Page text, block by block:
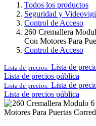
Todos los productos
Seguridad y
Control de Acceso
260 Cremallera
Con Motores Para
Control de Acceso
Lista de precios: Lista de
Lista de precios pública
Lista de precios: Lista de
Lista de precios pública